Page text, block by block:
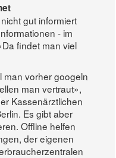
gut informiert
- im
findet man viel
man vorher googeln
man vertraut»,
Kassenärztlichen
Es gibt aber
Offline helfen
der eigenen